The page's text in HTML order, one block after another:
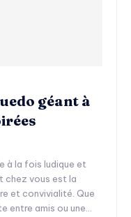
géant à
à la fois ludique et
chez vous est la
et convivialité. Que
entre amis ou une...